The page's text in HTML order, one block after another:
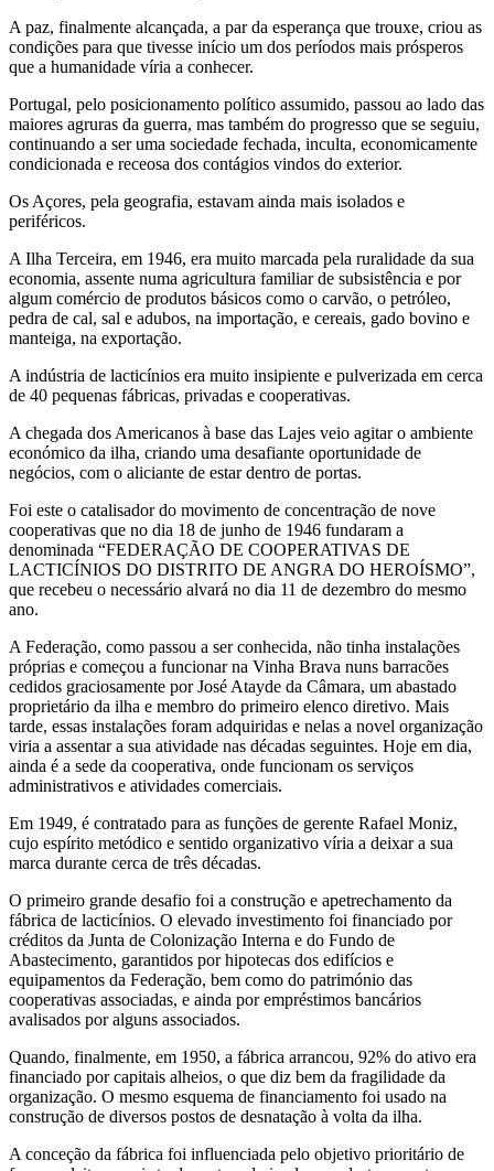
A paz, finalmente alcançada, a par da esperança que trouxe, criou as
condições para que tivesse início um dos períodos mais prósperos
que a humanidade víria a conhecer.
Portugal, pelo posicionamento político assumido, passou ao lado das
maiores agruras da guerra, mas também do progresso que se seguiu,
continuando a ser uma sociedade fechada, inculta, economicamente
condicionada e receosa dos contágios vindos do exterior.
Os Açores, pela geografia, estavam ainda mais isolados e
periféricos.
A Ilha Terceira, em 1946, era muito marcada pela ruralidade da sua
economia, assente numa agricultura familiar de subsistência e por
algum comércio de produtos básicos como o carvão, o petróleo,
pedra de cal, sal e adubos, na importação, e cereais, gado bovino e
manteiga, na exportação.
A indústria de lacticínios era muito insipiente e pulverizada em cerca
de 40 pequenas fábricas, privadas e cooperativas.
A chegada dos Americanos à base das Lajes veio agitar o ambiente
económico da ilha, criando uma desafiante oportunidade de
negócios, com o aliciante de estar dentro de portas.
Foi este o catalisador do movimento de concentração de nove
cooperativas que no dia 18 de junho de 1946 fundaram a
denominada “FEDERAÇÃO DE COOPERATIVAS DE
LACTICÍNIOS DO DISTRITO DE ANGRA DO HEROÍSMO”,
que recebeu o necessário alvará no dia 11 de dezembro do mesmo
ano.
A Federação, como passou a ser conhecida, não tinha instalações
próprias e começou a funcionar na Vinha Brava nuns barracões
cedidos graciosamente por José Atayde da Câmara, um abastado
proprietário da ilha e membro do primeiro elenco diretivo. Mais
tarde, essas instalações foram adquiridas e nelas a novel organização
viria a assentar a sua atividade nas décadas seguintes. Hoje em dia,
ainda é a sede da cooperativa, onde funcionam os serviços
administrativos e atividades comerciais.
Em 1949, é contratado para as funções de gerente Rafael Moniz,
cujo espírito metódico e sentido organizativo víria a deixar a sua
marca durante cerca de três décadas.
O primeiro grande desafio foi a construção e apetrechamento da
fábrica de lacticínios. O elevado investimento foi financiado por
créditos da Junta de Colonização Interna e do Fundo de
Abastecimento, garantidos por hipotecas dos edifícios e
equipamentos da Federação, bem como do património das
cooperativas associadas, e ainda por empréstimos bancários
avalisados por alguns associados.
Quando, finalmente, em 1950, a fábrica arrancou, 92% do ativo era
financiado por capitais alheios, o que diz bem da fragilidade da
organização. O mesmo esquema de financiamento foi usado na
construção de diversos postos de desnatação à volta da ilha.
A conceção da fábrica foi influenciada pelo objetivo prioritário de